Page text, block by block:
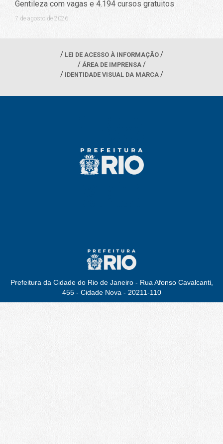
Gentileza com vagas e 4.194 cursos gratuitos
7 de agosto de 2026
LEI DE ACESSO À INFORMAÇÃO
ÁREA DE IMPRENSA
IDENTIDADE VISUAL DA MARCA
Prefeitura da Cidade do Rio de Janeiro - Rua Afonso Cavalcanti,
455 - Cidade Nova - 20211-110